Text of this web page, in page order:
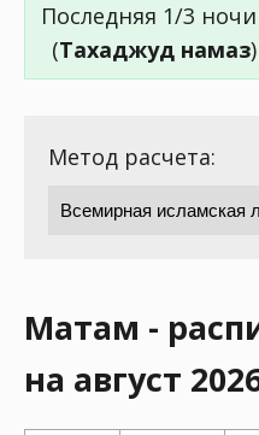
Последняя 1/3 ночи
(Тахаджуд намаз)
Метод расчета:
Матам -
на август